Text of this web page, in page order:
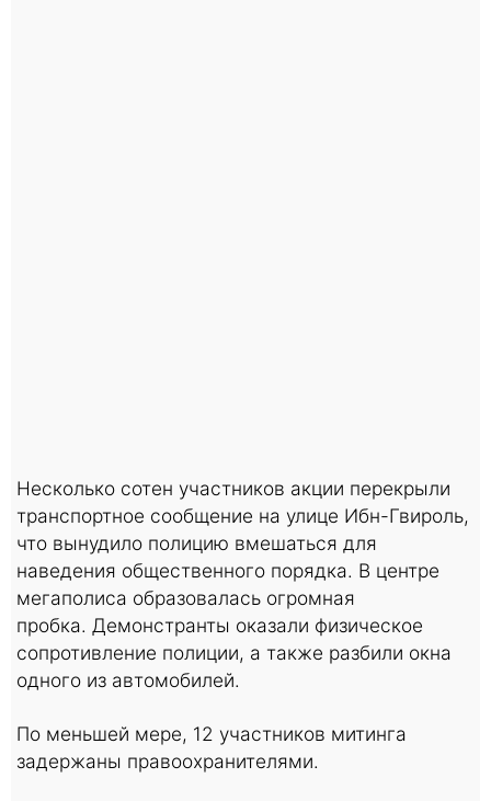
Несколько сотен участников акции перекрыли
транспортное сообщение на улице Ибн-Гвироль,
что вынудило полицию вмешаться для
наведения общественного порядка. В центре
мегаполиса образовалась огромная
пробка. Демонстранты оказали физическое
сопротивление полиции, а также разбили окна
одного из автомобилей.
По меньшей мере, 12 участников митинга
задержаны правоохранителями.